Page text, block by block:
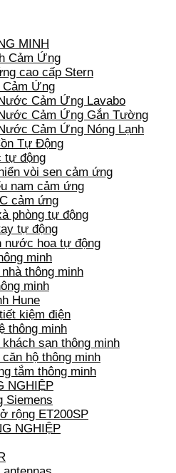
MINH
Cảm Ứng
cao cấp Stern
Ứng
Cảm Ứng Lavabo
Cảm Ứng Gắn Tường
Cảm Ứng Nóng Lạnh
Tự Động
tự động
vòi sen cảm ứng
nam cảm ứng
cảm ứng
phòng tự động
tự động
nước hoa tự động
minh
thông minh
minh
Hune
kiệm điện
thông minh
khách sạn thông minh
hộ thông minh
tắm thông minh
NGHIỆP
Siemens
rộng ET200SP
NGHIỆP